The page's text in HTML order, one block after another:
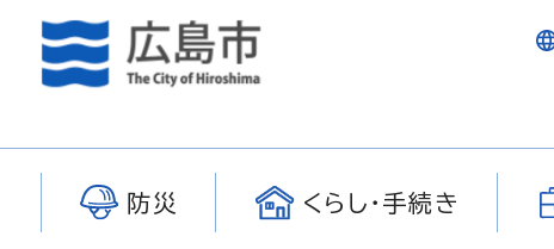
防災 くらし・手続き